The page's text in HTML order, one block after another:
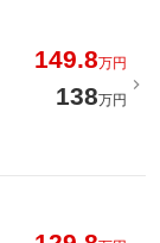
149.8万円
138万円